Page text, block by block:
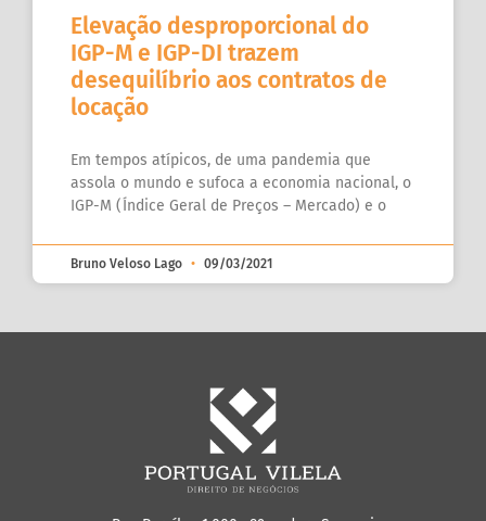
Elevação desproporcional do
IGP-M e IGP-DI trazem
desequilíbrio aos contratos de
locação
Em tempos atípicos, de uma pandemia que
assola o mundo e sufoca a economia nacional, o
IGP-M (Índice Geral de Preços – Mercado) e o
Bruno Veloso Lago 09/03/2021